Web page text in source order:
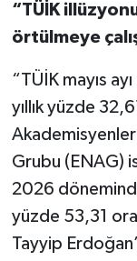
“TÜİK
örtülmeye
“TÜİK mayıs
yıllık yüzde
Grubu (ENAG)
2026
yüzde 53,31
Tayyip
Politika
Röportaj
Sağlık
Spor